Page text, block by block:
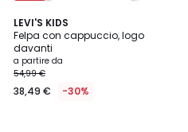
LEVI'S KIDS
Felpa con cappuccio, logo
davanti
a partire da
54,99 €
38,49 € -30%